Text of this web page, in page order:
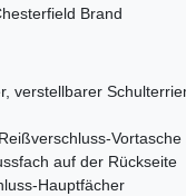
Brand
verstellbarer
Vortasche
auf der Rückseite
Hauptfächer